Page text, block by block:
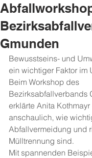
Gmunden
Bewusstseins- und
ein wichtiger Faktor im
Beim Workshop des
Bezirksabfallverbands
erklärte Anita
anschaulich, wie
Abfallvermeidung und
Mülltrennung sind.
Mit spannenden